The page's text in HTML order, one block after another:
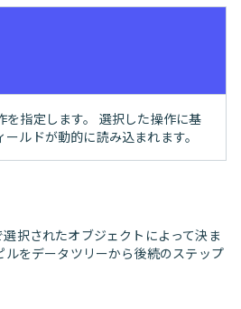
を指定します。 選択した操作に基
ルドが動的に読み込まれます。
択されたオブジェクトによって決ま
ルをデータツリーから後続のステップ